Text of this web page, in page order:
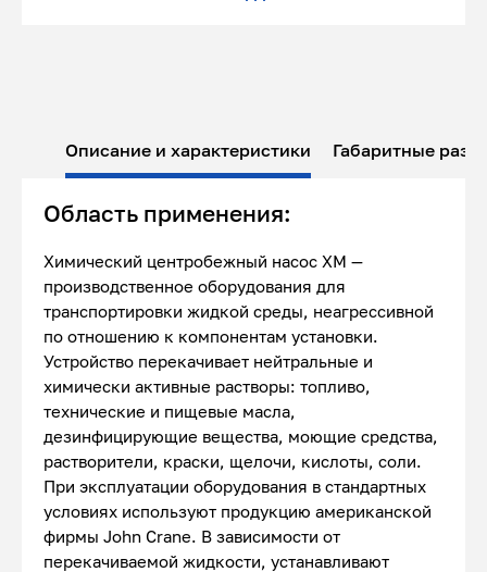
Описание и характеристики Габаритные
Область применения:
Химический центробежный насос ХМ —
производственное оборудования для
транспортировки жидкой среды, неагрессивной
по отношению к компонентам установки.
Устройство перекачивает нейтральные и
химически активные растворы: топливо,
технические и пищевые масла,
дезинфицирующие вещества, моющие средства,
растворители, краски, щелочи, кислоты, соли.
При эксплуатации оборудования в стандартных
условиях используют продукцию американской
фирмы John Crane. В зависимости от
перекачиваемой жидкости, устанавливают